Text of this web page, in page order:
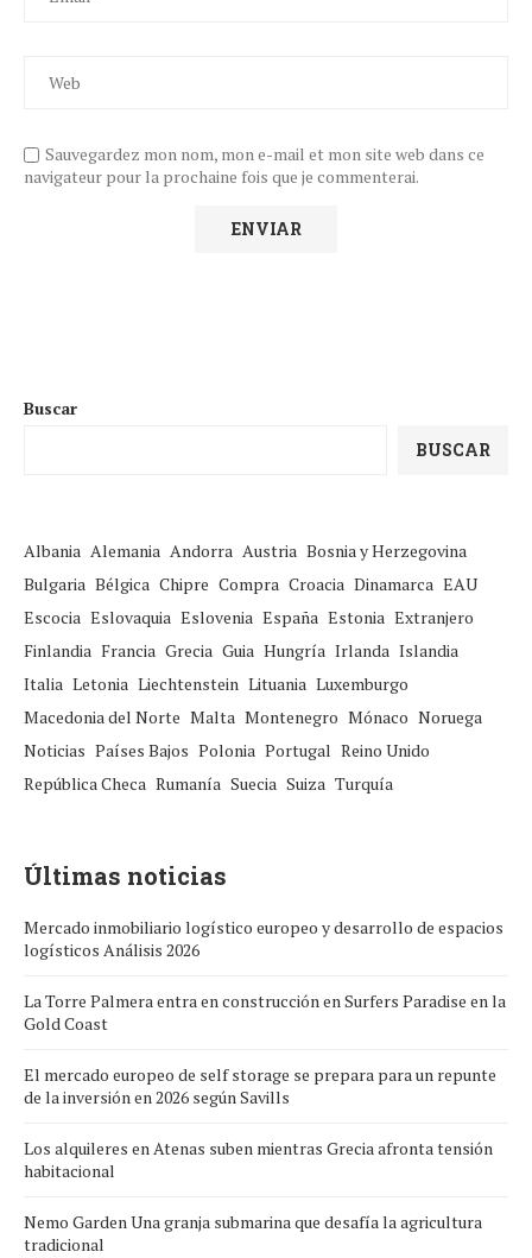
Sauvegardez mon nom, mon e-mail et mon site web dans ce
navigateur pour la prochaine fois que je commenterai.
Buscar
BUSCAR
Albania Alemania Andorra Austria Bosnia y Herzegovina
Bulgaria Bélgica Chipre Compra Croacia Dinamarca EAU
Escocia Eslovaquia Eslovenia España Estonia Extranjero
Finlandia Francia Grecia Guia Hungría Irlanda Islandia
Italia Letonia Liechtenstein Lituania Luxemburgo
Macedonia del Norte Malta Montenegro Mónaco Noruega
Noticias Países Bajos Polonia Portugal Reino Unido
República Checa Rumanía Suecia Suiza Turquía
Últimas noticias
Mercado inmobiliario logístico europeo y desarrollo de espacios
logísticos Análisis 2026
La Torre Palmera entra en construcción en Surfers Paradise en la
Gold Coast
El mercado europeo de self storage se prepara para un repunte
de la inversión en 2026 según Savills
Los alquileres en Atenas suben mientras Grecia afronta tensión
habitacional
Nemo Garden Una granja submarina que desafía la agricultura
tradicional